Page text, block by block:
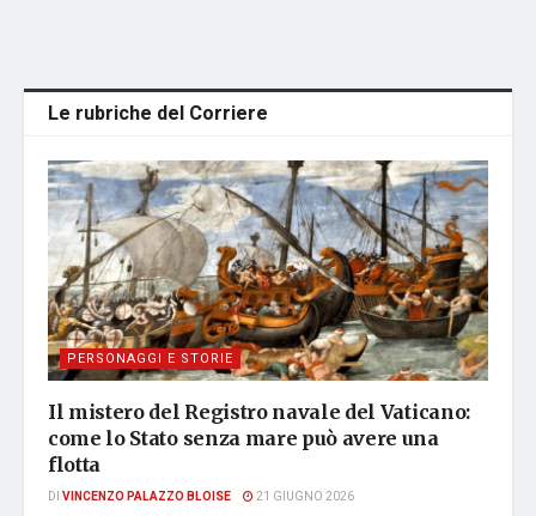
Le rubriche del Corriere
PERSONAGGI E STORIE
Il mistero del Registro navale del Vaticano:
come lo Stato senza mare può avere una
flotta
DI VINCENZO PALAZZO BLOISE 21 GIUGNO 2026